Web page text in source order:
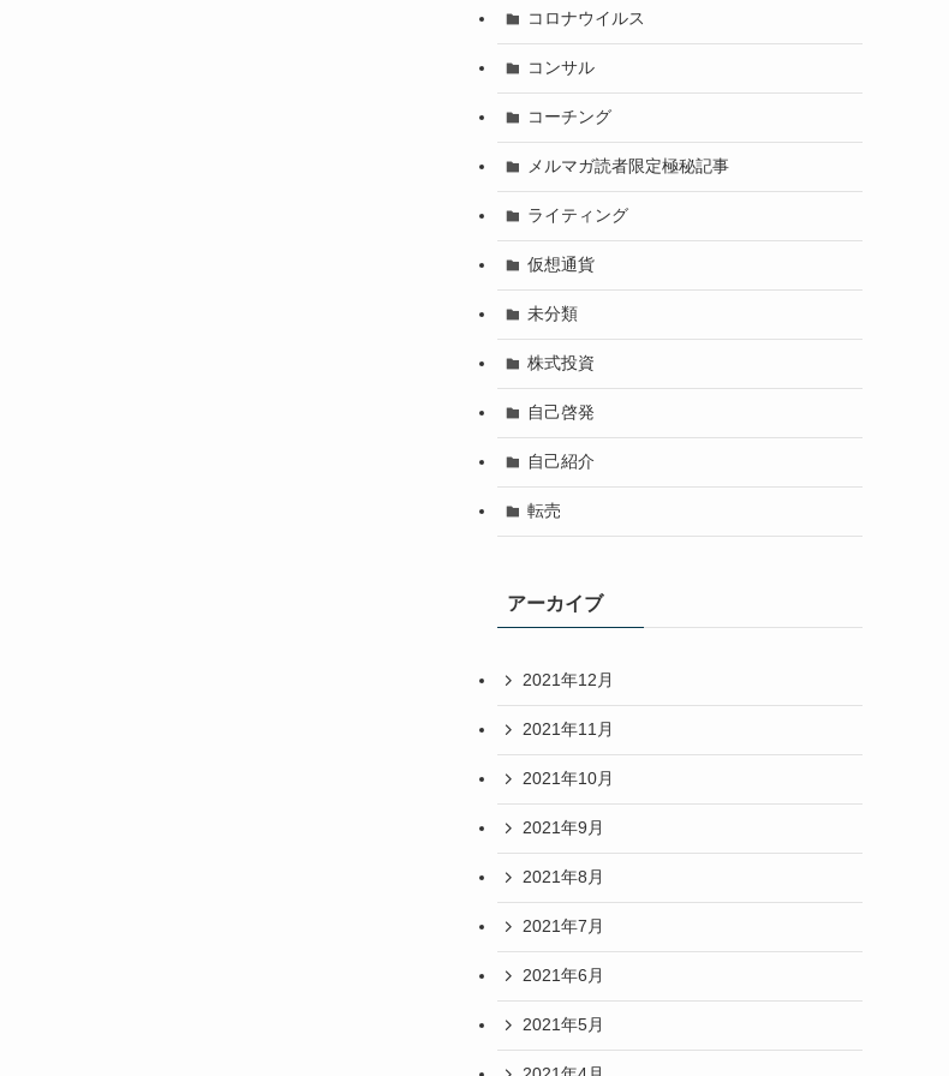
コロナウイルス
コンサル
コーチング
メルマガ読者限定極秘記事
ライティング
仮想通貨
未分類
株式投資
自己啓発
自己紹介
転売
アーカイブ
2021年12月
2021年11月
2021年10月
2021年9月
2021年8月
2021年7月
2021年6月
2021年5月